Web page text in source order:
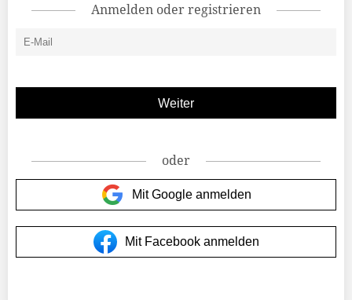
Anmelden oder registrieren
oder
Mit Google anmelden
Mit Facebook anmelden